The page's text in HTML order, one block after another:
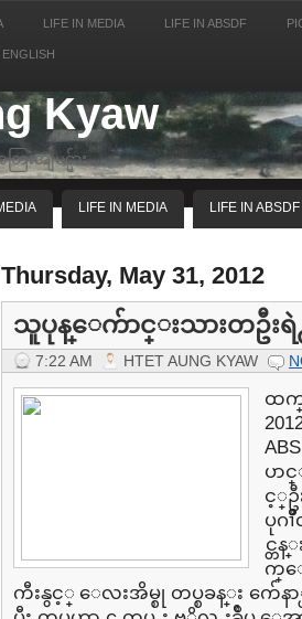
LIFE IN MEDIA LIFE IN ABSDF
ENGLISH
Kyaw
အျမင္မ်ား
LIFE IN MEDIA LIFE IN ABSDF
Thursday, May 31, 2012
သူပုန္ေက်ာင္းသားတဦးရဲ႕
7:22 AM HTET AUNG KYAW
ထက္
ပာ
င့္ဦ
ပုဂ
င္တ
က္ေ
ကီးနွင့္ ေလးအိမ္စု တပ္စခန္း က်ေနာ္